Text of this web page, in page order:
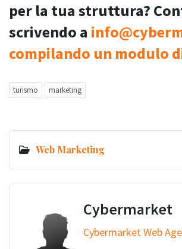
per la tua struttura?
scrivendo a
compilando un modulo
turismo marketing
Web Marketing
Cybermarket
Cybermarket Web